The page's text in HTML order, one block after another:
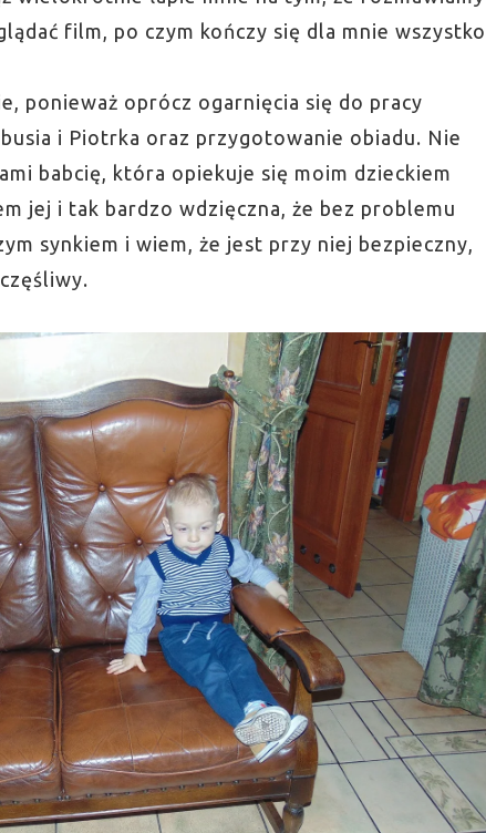
film, po czym kończy się dla mnie wszystko
ponieważ oprócz ogarnięcia się do pracy
i Piotrka oraz przygotowanie obiadu. Nie
babcię, która opiekuje się moim dzieckiem
jej i tak bardzo wdzięczna, że bez problemu
synkiem i wiem, że jest przy niej bezpieczny,